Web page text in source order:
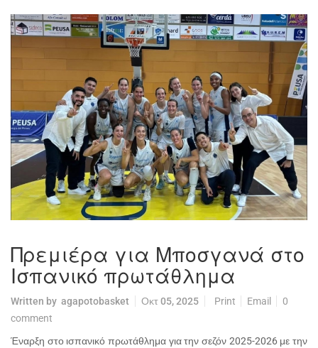
Πρεμιέρα για Μποσγανά στο
Ισπανικό πρωτάθλημα
Written by agapotobasket Οκτ 05, 2025 Print Email
0
comment
Έναρξη στο ισπανικό πρωτάθλημα για την σεζόν 2025-2026 με την